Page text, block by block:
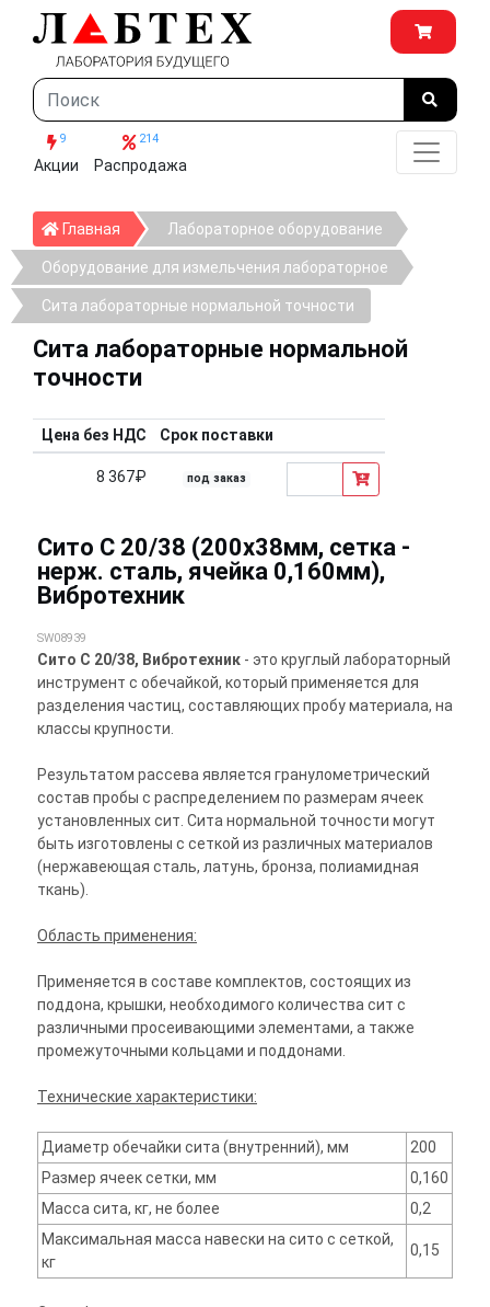
9
Акции
214
Распродажа
Главная ГлавнаяЛабораторное оборудование
Оборудование для измельчения лабораторное
Сита лабораторные нормальной точности
Сита лабораторные нормальной
точности
Цена без НДС Срок поставки
8 367₽ под заказ
Сито С 20/38 (200х38мм, сетка -
нерж. сталь, ячейка 0,160мм),
Вибротехник
SW08939
Сито С 20/38, Вибротехник - это круглый лабораторный
инструмент с обечайкой, который применяется для
разделения частиц, составляющих пробу материала, на
классы крупности.
Результатом рассева является гранулометрический
состав пробы с распределением по размерам ячеек
установленных сит. Сита нормальной точности могут
быть изготовлены с сеткой из различных материалов
(нержавеющая сталь, латунь, бронза, полиамидная
ткань).
Область применения:
Применяется в составе комплектов, состоящих из
поддона, крышки, необходимого количества сит с
различными просеивающими элементами, а также
промежуточными кольцами и поддонами.
Технические характеристики:
Диаметр обечайки сита (внутренний), мм
200
Размер ячеек сетки, мм
0,160
Масса сита, кг, не более
0,2
Максимальная масса навески на сито с сеткой,
кг
0,15